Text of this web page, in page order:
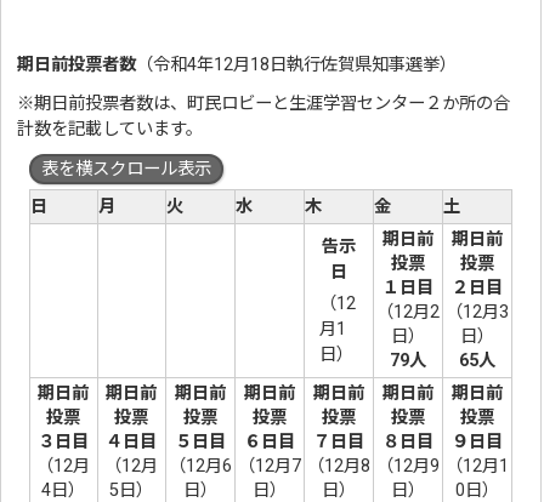
期日前投票者数（令和4年12月18日執行佐賀県知事選挙）
※期日前投票者数は、町民ロビーと生涯学習センター２か所の合
計数を記載しています。
表を横スクロール表示
日
月 火 水 木 金
土
告示
日
（12
月1
日）
期日前
投票
１日目
（12月2
日）
79人
期日前
投票
２日目
（12月3
日）
65人
期日前
投票
３日目
（12月
4日）
期日前
投票
４日目
（12月
5日）
期日前
投票
５日目
（12月6
日）
期日前
投票
６日目
（12月7
日）
期日前
投票
７日目
（12月8
日）
期日前
投票
８日目
（12月9
日）
期日前
投票
９日目
（12月1
0日）